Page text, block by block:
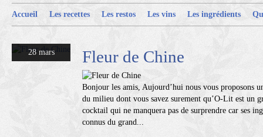
Accueil Les recettes Les restos Les vins Les ingrédients
28 mars Fleur de Chine
Bonjour les amis, Aujourd’hui nous vous proposons
du milieu dont vous savez surement qu’O-Lit est un
cocktail qui ne manquera pas de surprendre car ses
connus du grand...